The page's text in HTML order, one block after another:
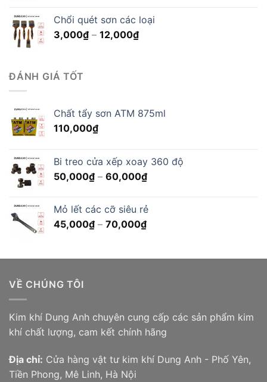
30,000₫
Chổi quét sơn các loại
3,000₫ – 12,000₫Khoảng
ĐÁNH GIÁ TỐT
Chất tẩy sơn ATM 875ml
110,000₫
Bi treo cửa xếp xoay 360 độ
50,000₫ – 60,000₫Khoảng
50,000₫
Mỏ lết các cỡ siêu rẻ
45,000₫ – 70,000₫Khoảng
45,000₫
VỀ CHÚNG TÔI
Kim khí Dung Anh chuyên cung cấp các sản phẩm kim
khí chất lượng, cam kết chính hãng
Địa chỉ: Cửa hàng vật tư kim khí Dung Anh - Phố Yên,
Tiền Phong, Mê Linh, Hà Nội